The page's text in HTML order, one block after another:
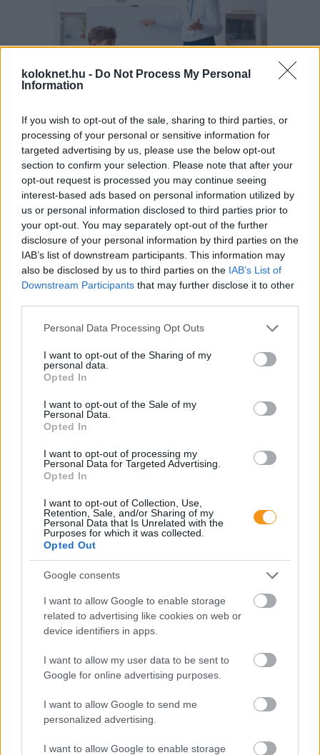
koloknet.hu - Do Not Process My Personal
Information
If you wish to opt-out of the sale, sharing to third parties, or
processing of your personal or sensitive information for
targeted advertising by us, please use the below opt-out
section to confirm your selection. Please note that after your
opt-out request is processed you may continue seeing
interest-based ads based on personal information utilized by
us or personal information disclosed to third parties prior to
your opt-out. You may separately opt-out of the further
disclosure of your personal information by third parties on the
IAB’s list of downstream participants. This information may
also be disclosed by us to third parties on the IAB’s List of
Downstream Participants that may further disclose it to other
Please note that this website/app uses one or more Google
not limited to your visit or usage behaviour. You may click to
grant or deny consent to Google and its third-party tags to
use your data for below specified purposes in below Google
consent section.
Personal Data Processing Opt Outs
I want to opt-out of the Sharing of my
personal data.
Opted In
I want to opt-out of the Sale of my
Personal Data.
Opted In
I want to opt-out of processing my
Personal Data for Targeted Advertising.
Opted In
I want to opt-out of Collection, Use,
Retention, Sale, and/or Sharing of my
Personal Data that Is Unrelated with the
Purposes for which it was collected.
Opted Out
Google consents
I want to allow Google to enable storage
related to advertising like cookies on web or
device identifiers in apps.
I want to allow my user data to be sent to
Google for online advertising purposes.
I want to allow Google to send me
personalized advertising.
I want to allow Google to enable storage
A szülők sokfélék, de abban legtöbben
egyetértenek: nem szeretnék, ha a tanár kiabálna
gyermekükkel az iskolában. Ám ha egy
pedagógusnak egyszerre több, mint húsz
gyermeket kell fegyelmeznie, segítség és korszerű
módszertani eszköztár nélkül könnyen
eszköztelennek érezheti magát, ennek pedig
gyakran a kiabálás a következménye.
Erre (is) kínál megoldást aPozitív Fegyelmezés az
módszertana, amelyet az elmúlt két
évben egy Erasmus+ partnerségi projekt keretében
próbáltak ki hat európai ország iskoláiban, a makói
Szignum Iskola
vezetésével.
Pelusos gyerek az oviban: Minden
pelenkás gyermeket fogadni? Milyen higiénés
szabályokat kötelező betartani a pelenkázó
helyiségben? Mi a helyzet az sni-s pelenkás
gyermekekkel, akiknél gyakrabban előfordulhat,
hogy a szobatisztasági gondok még fokozottabb
Folyton öntöget, gyúr és tapicskol?
10 szenzoros játék, amit imádni
fog az óvodás